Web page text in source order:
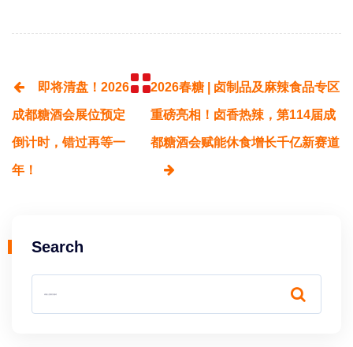
即将清盘！2026
成都糖酒会展位预定
倒计时，错过再等一
年！
2026春糖 | 卤制品及麻辣食品专区
重磅亮相！卤香热辣，第114届成
都糖酒会赋能休食增长千亿新赛道
Search